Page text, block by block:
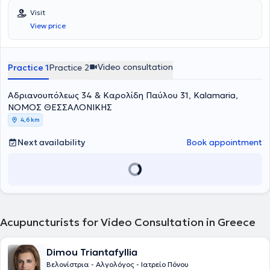
University of Thessaly in July 1997. After completing her rural
service, she specialized in Internal Medicine at the Pathology Clinic
of Kastoria Hospital and the 2nd Propaedeutic Pathology Clinic of
Hippokration Hospital in Thessaloniki, obtaining her specialty
General Clinic of Thessaloniki from 2005 to 2022.
Visit
View price
Practice 1Practice 2 Video consultation
Αδριανουπόλεως 34 & Καρολίδη Παύλου 31, Kalamaria,
ΝΟΜΟΣ ΘΕΣΣΑΛΟΝΙΚΗΣ
4,6 km
Next availability Book appointment
Acupuncturists for Video Consultation in Greece
Dimou Triantafyllia
Βελονίστρια - Αλγολόγος - Ιατρείο Πόνου